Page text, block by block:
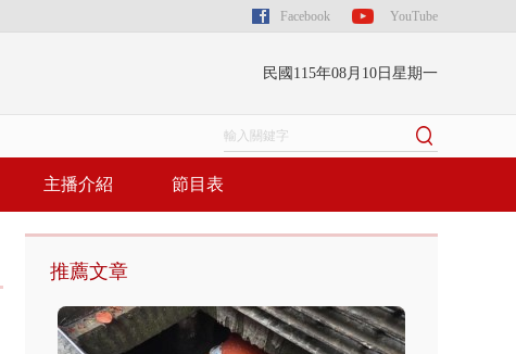
Facebook YouTube
民國115年08月10日星期一
主播介紹 節目表
推薦文章